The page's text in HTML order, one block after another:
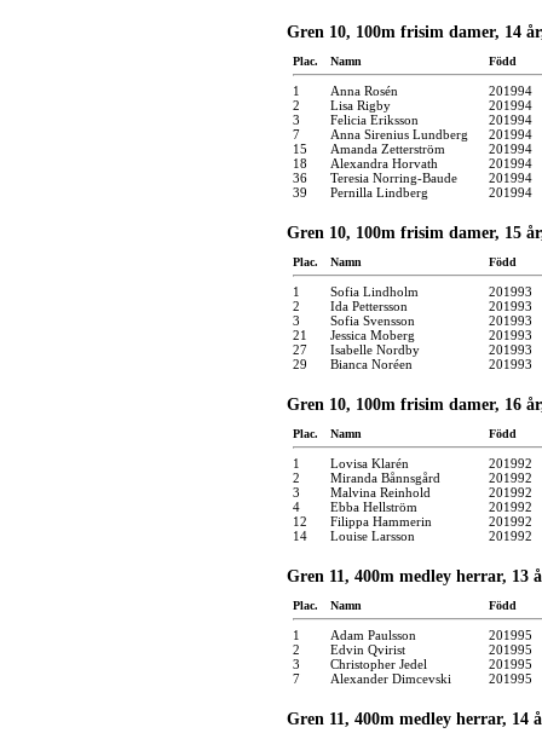
Gren 10, 100m frisim damer, 14
Plac. Namn Född
1 Anna Rosén
201994
2
Lisa Rigby
201994
3
Felicia Eriksson
201994
7
Anna Sirenius Lundberg
201994
15
Amanda Zetterström
201994
18
Alexandra Horvath
201994
36
Teresia Norring-Baude
201994
39
Pernilla Lindberg 201994
Gren 10, 100m frisim damer, 15
Plac. Namn Född
1 Sofia Lindholm
201993
2
Ida Pettersson
201993
3
Sofia Svensson
201993
21
Jessica Moberg
201993
27
Isabelle Nordby
201993
29
Bianca Noréen 201993
Gren 10, 100m frisim damer, 16
Plac. Namn Född
1 Lovisa Klarén
201992
2
Miranda Bånnsgård
201992
3
Malvina Reinhold
201992
4
Ebba Hellström
201992
12
Filippa Hammerin
201992
14
Louise Larsson 201992
Gren 11, 400m medley herrar, 13
Plac. Namn Född
1 Adam Paulsson
201995
2
Edvin Qvirist
201995
3
Christopher Jedel
201995
7
Alexander Dimcevski 201995
Gren 11, 400m medley herrar, 14